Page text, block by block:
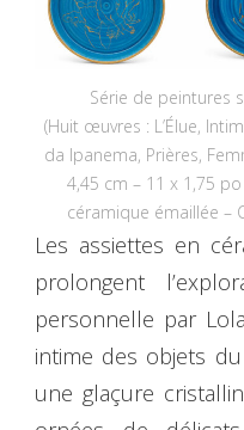
Série de peintures
(Huit œuvres : L’Élue,
da Ipanema, Prières,
4,45 cm – 11 x 1,75
céramique émaillée
Les assiettes en
prolongent
personnelle par
intime des objets
une glaçure